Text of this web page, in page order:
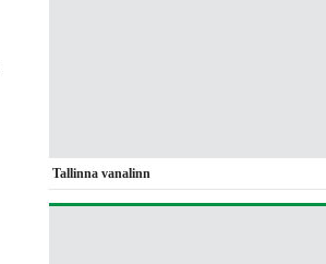
Tallinna vanalinn